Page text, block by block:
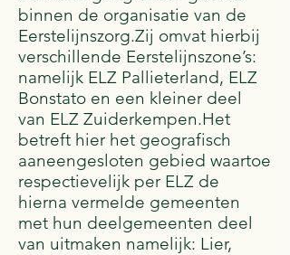
binnen de organisatie van de
Eerstelijnszorg.Zij omvat hierbij
verschillende Eerstelijnszone’s:
namelijk ELZ Pallieterland, ELZ
Bonstato en een kleiner deel
van ELZ Zuiderkempen.Het
betreft hier het geografisch
aaneengesloten gebied waartoe
respectievelijk per ELZ de
hierna vermelde gemeenten
met hun deelgemeenten deel
van uitmaken namelijk: Lier,